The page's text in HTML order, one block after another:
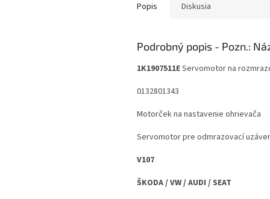
Popis Diskusia
Podrobný popis
1K1907511EServomotor na
0132801343
Motorček na nastavenie ohrievača
Servomotor pre odmrazovací uzáver
V107
ŠKODA / VW / AUDI / SEAT